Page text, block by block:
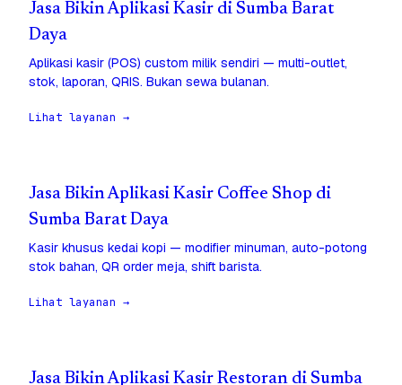
Jasa Bikin Aplikasi Kasir di Sumba Barat
Daya
Aplikasi kasir (POS) custom milik sendiri — multi-outlet,
stok, laporan, QRIS. Bukan sewa bulanan.
Lihat layanan →
Jasa Bikin Aplikasi Kasir Coffee Shop di
Sumba Barat Daya
Kasir khusus kedai kopi — modifier minuman, auto-potong
stok bahan, QR order meja, shift barista.
Lihat layanan →
Jasa Bikin Aplikasi Kasir Restoran di Sumba